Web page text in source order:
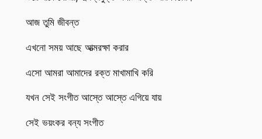
আজ তুমি জীবন্ত
এখনো সময় আছে আত্মরক্ষা করার
এসো আমরা আমাদের রক্ত মাখামাখি করি
যখন সেই সংগীত আস্তে আস্তে এগিয়ে যায়
সেই ভয়ংকর বন্য সংগীত